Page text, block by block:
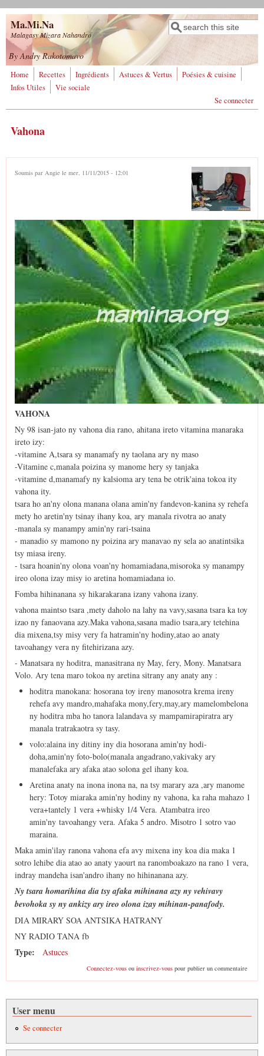
Aller au contenu principal
Ma.Mi.Na
Malagasy Mizara Nahandro
Formulaire de
recherche
Rechercher
By Andry Rakotomavo
Home Recettes Ingrédients Astuces & Vertus
Poésies & cuisine
Infos Utiles
Vie sociale
Se connecter
Vahona
Soumis par Angie le mer, 11/11/2015 - 12:01
VAHONA
Ny 98 isan-jato ny vahona dia rano, ahitana ireto vitamina manaraka
ireto izy:
-vitamine A,tsara sy manamafy ny taolana ary ny maso
-Vitamine c,manala poizina sy manome hery sy tanjaka
-vitamine d,manamafy ny kalsioma ary tena be otrik'aina tokoa ity
vahona ity.
tsara ho an'ny olona manana olana amin'ny fandevon-kanina sy rehefa
mety ho aretin'ny tsinay ihany koa, ary manala rivotra ao anaty
-manala sy manampy amin'ny rari-tsaina
- manadio sy mamono ny poizina ary manavao ny sela ao anatintsika
tsy miasa ireny.
- tsara hoanin'ny olona voan'ny homamiadana,misoroka sy manampy
ireo olona izay misy io aretina homamiadana io.
Fomba hihinanana sy hikarakarana izany vahona izany.
vahona maintso tsara ,mety daholo na lahy na vavy,sasana tsara ka toy
izao ny fanaovana azy.Maka vahona,sasana madio tsara,ary tetehina
dia mixena,tsy misy very fa hatramin'ny hodiny,atao ao anaty
tavoahangy vera ny fitehirizana azy.
- Manatsara ny hoditra, manasitrana ny May, fery, Mony. Manatsara
Volo. Ary tena maro tokoa ny aretina sitrany any anaty any :
hoditra manokana: hosorana toy ireny manosotra krema ireny
rehefa avy mandro,mahafaka mony,fery,may,ary mamelombelona
ny hoditra mba ho tanora lalandava sy mampamirapiratra ary
manala tratrakaotra sy tasy.
volo:alaina iny ditiny iny dia hosorana amin'ny hodi-
doha,amin'ny foto-bolo(manala angadrano,vakivaky ary
manalefaka ary afaka atao solona gel ihany koa.
Aretina anaty na inona inona na, na tsy marary aza ,ary manome
hery: Totoy miaraka amin'ny hodiny ny vahona, ka raha mahazo 1
vera+tantely 1 vera +whisky 1/4 Vera. Atambatra ireo
amin'ny tavoahangy vera. Afaka 5 andro. Misotro 1 sotro vao
maraina.
Maka amin'ilay ranona vahona efa avy mixena iny koa dia maka 1
sotro lehibe dia atao ao anaty yaourt na ranomboakazo na rano 1 vera,
indray mandeha isan'andro ihany no hihinanana azy.
Ny tsara homarihina dia tsy afaka mihinana azy ny vehivavy
bevohoka sy ny ankizy ary ireo olona izay mihinan-panafody.
DIA MIRARY SOA ANTSIKA HATRANY
NY RADIO TANA fb
Type: Astuces
Connectez-vousou inscrivez-vouspour publier un commentaire
User menu
Se connecter